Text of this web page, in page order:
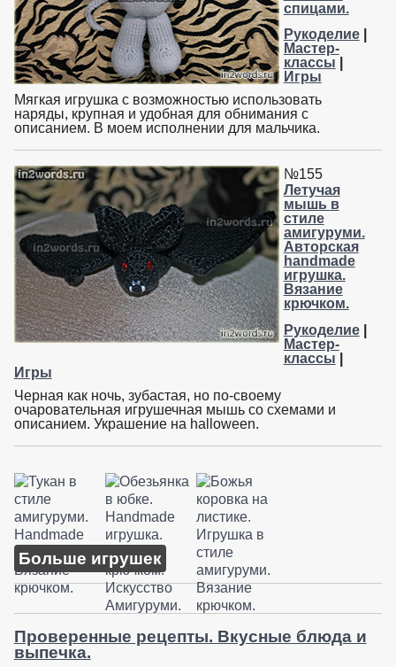
спицами.
Рукоделие|
Мастер-
классы
Игры
Мягкая игрушка с возможностью использовать
наряды, крупная и удобная для обнимания с
описанием. В моем исполнении для мальчика.
№155
Летучая
мышь в
стиле
амигуруми.
Авторская
handmade
игрушка.
Вязание
крючком.
Рукоделие|
Мастер-
классы
Игры
Черная как ночь, зубастая, но по-своему
очаровательная игрушечная мышь со схемами и
описанием. Украшение на halloween.
Больше игрушек
Проверенные рецепты. Вкусные блюда и
выпечка.